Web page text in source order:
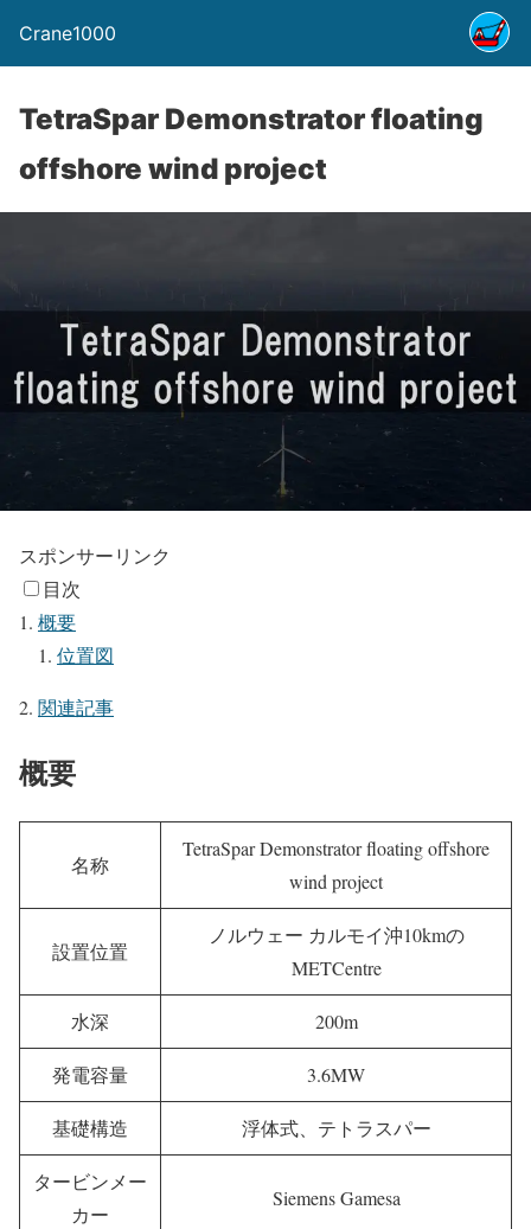
Crane1000
TetraSpar Demonstrator floating
offshore wind project
スポンサーリンク
目次
概要
位置図
関連記事
概要
名称
TetraSpar Demonstrator floating offshore
wind project
設置位置
ノルウェー カルモイ沖10kmの
METCentre
水深 200m
発電容量 3.6MW
基礎構造 浮体式、テトラスパー
タービンメー
カー
Siemens Gamesa